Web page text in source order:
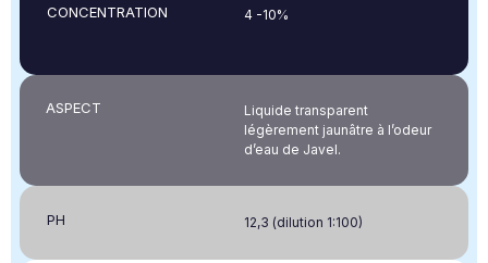
CONCENTRATION 4 -10%
ASPECT
Liquide transparent
légèrement jaunâtre à l’odeur
d’eau de Javel.
PH 12,3 (dilution 1:100)